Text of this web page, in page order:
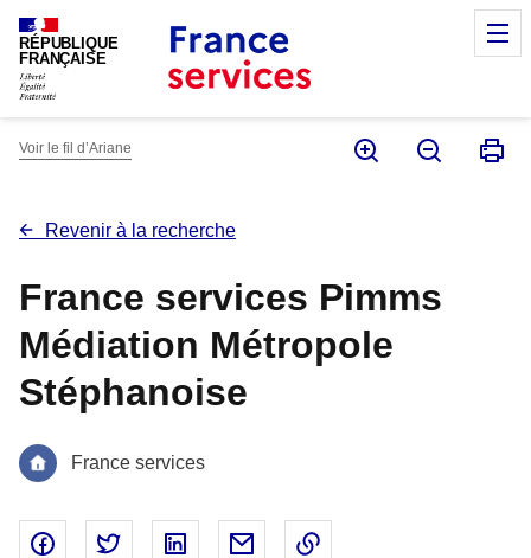
RÉPUBLIQUE
FRANÇAISE
Voir le fil d’Ariane
Revenir à la recherche
France services Pimms
Médiation Métropole
Stéphanoise
France services
Partager sur Facebook - nouvelle fenêtre
Partager sur Twitter - nouvelle fenêtre
Partager sur Linked In - nouvelle
Partager par email - nouvelle